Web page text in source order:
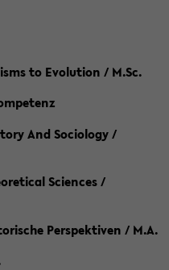
to Evolution / M.Sc.
And Sociology /
Sciences /
Perspektiven / M.A.